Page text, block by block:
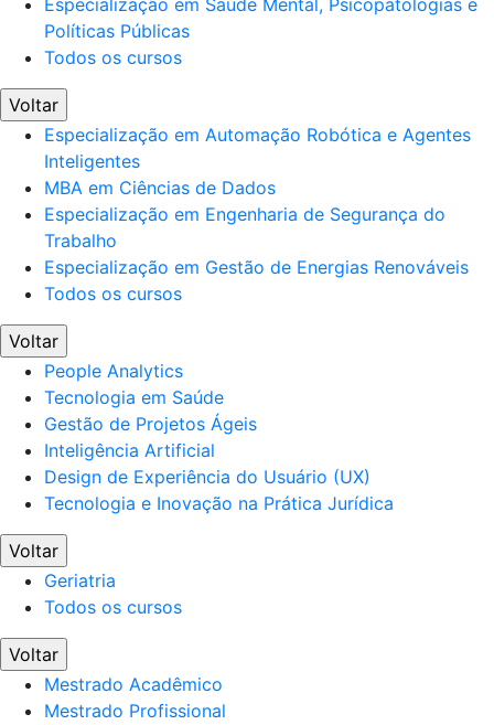
Especialização em Saúde Mental, Psicopatologias e
Políticas Públicas
Todos os cursos
Voltar
Especialização em Automação Robótica e Agentes
Inteligentes
MBA em Ciências de Dados
Especialização em Engenharia de Segurança do
Trabalho
Especialização em Gestão de Energias Renováveis
Todos os cursos
Voltar
People Analytics
Tecnologia em Saúde
Gestão de Projetos Ágeis
Inteligência Artificial
Design de Experiência do Usuário (UX)
Tecnologia e Inovação na Prática Jurídica
Voltar
Geriatria
Todos os cursos
Voltar
Mestrado Acadêmico
Mestrado Profissional